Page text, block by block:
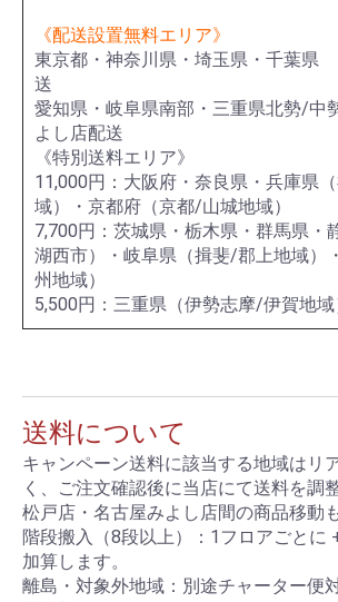
《配送設置無料エリア》
東京都・神奈川県・埼玉県・千葉
送
愛知県・岐阜県南部・三重県北勢/中
よし店配送
《特別送料エリア》
11,000円：大阪府・奈良県・兵庫県
域）・京都府（京都/山城地域）
7,700円：茨城県・栃木県・群馬県・
湖西市）・岐阜県（揖斐/郡上地域）
州地域）
5,500円：三重県（伊勢志摩/伊賀地域
送料について
キャンペーン送料に該当する地域はリ
く、ご注文確認後に当店にて送料を調
松戸店・名古屋みよし店間の商品移動
階段搬入（8段以上）：1フロアごとに
加算します。
離島・対象外地域：別途チャーター便